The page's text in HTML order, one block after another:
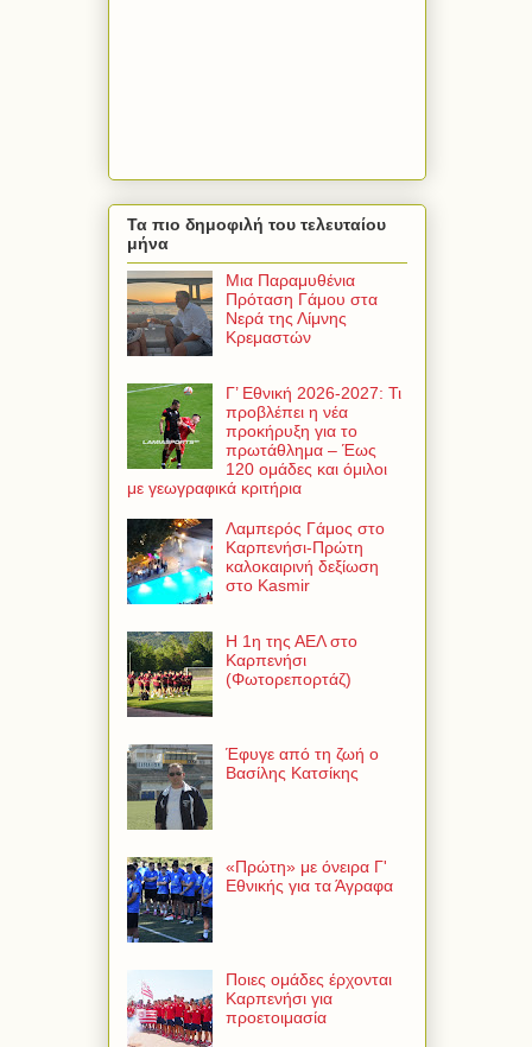
Τα πιο δημοφιλή του τελευταίου
μήνα
Μια Παραμυθένια
Πρόταση Γάμου στα
Νερά της Λίμνης
Κρεμαστών
Γ’ Εθνική 2026-2027: Τι
προβλέπει η νέα
προκήρυξη για το
πρωτάθλημα – Έως
120 ομάδες και όμιλοι
με γεωγραφικά κριτήρια
Λαμπερός Γάμος στο
Καρπενήσι-Πρώτη
καλοκαιρινή δεξίωση
στο Kasmir
Η 1η της ΑΕΛ στο
Καρπενήσι
(Φωτορεπορτάζ)
Έφυγε από τη ζωή ο
Βασίλης Κατσίκης
«Πρώτη» με όνειρα Γ'
Εθνικής για τα Άγραφα
Ποιες ομάδες έρχονται
Καρπενήσι για
προετοιμασία